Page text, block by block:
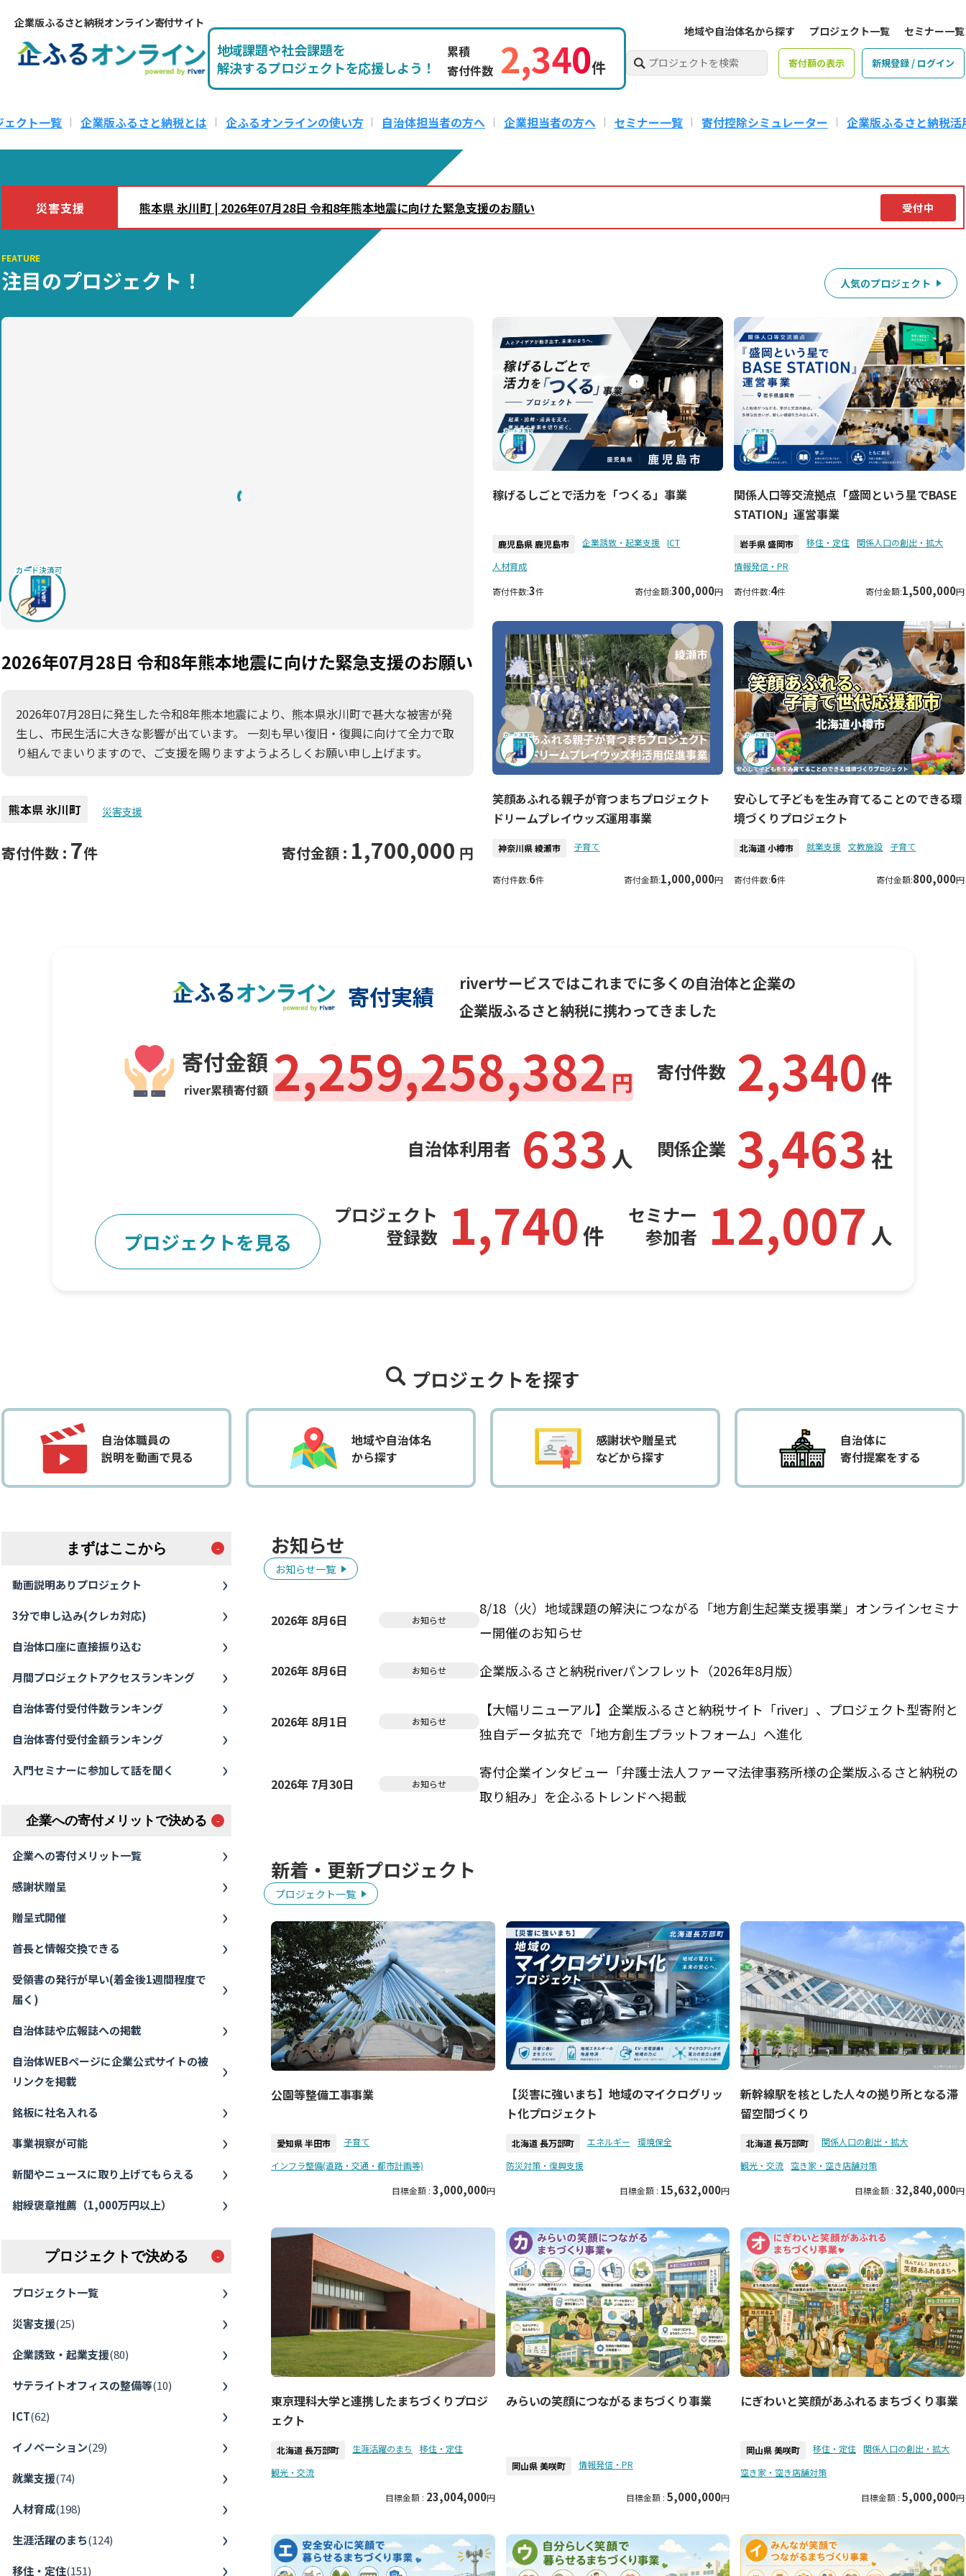
企業版ふるさと納税オンライン寄付サイト
地域課題や社会課題を
解決するプロジェクトを応援しよう！
累積
寄付件数 2,340件
地域や自治体名から探す プロジェクト一覧 セミナー一覧
寄付額の表示 新規登録 / ログイン
ェクト一覧 企業版ふるさと納税とは 企ふるオンラインの使い方 自治体担当者の方へ 企業担当者の方へ セミナー一覧 寄付控除シミュレーター 企業版ふるさと納税活
災害支援 熊本県 氷川町 | 2026年07月28日 令和8年熊本地震に向けた緊急支援のお願い 受付中
FEATURE
注目のプロジェクト！ 人気のプロジェクト
2026年07月28日 令和8年熊本地震に向けた緊急支援のお願い
2026年07月28日に発生した令和8年熊本地震により、熊本県氷川町で甚大な被害が発
生し、市民生活に大きな影響が出ています。 一刻も早い復旧・復興に向けて全力で取
り組んでまいりますので、ご支援を賜りますようよろしくお願い申し上げます。
熊本県 氷川町 災害支援
寄付件数 : 7件 寄付金額 : 1,700,000 円
稼げるしごとで活力を「つくる」事業
鹿児島県 鹿児島市 企業誘致・起業支援
ICT
人材育成
寄付件数:3件 寄付金額:300,000円
関係人口等交流拠点「盛岡という星でBASE
STATION」運営事業
岩手県 盛岡市 移住・定住
関係人口の創出・拡大
情報発信・PR
寄付件数:4件 寄付金額:1,500,000円
笑顔あふれる親子が育つまちプロジェクト
ドリームプレイウッズ運用事業
神奈川県 綾瀬市 子育て
寄付件数:6件 寄付金額:1,000,000円
安心して子どもを生み育てることのできる環
境づくりプロジェクト
北海道 小樽市 就業支援 文教施設 子育て
寄付件数:6件 寄付金額:800,000円
寄付実績
riverサービスではこれまでに多くの自治体と企業の
企業版ふるさと納税に携わってきました
2,259,258,382円 寄付件数 2,340件
自治体利用者 633 人 関係企業 3,463 社
プロジェクト
登録数
1,740件
セミナー
参加者
12,007 人
プロジェクトを見る
プロジェクトを探す
自治体職員の
説明を動画で見る
地域や自治体名
から探す
感謝状や贈呈式
などから探す
自治体に
寄付提案をする
まずはここから
動画説明ありプロジェクト
3分で申し込み(クレカ対応)
自治体口座に直接振り込む
月間プロジェクトアクセスランキング
自治体寄付受付件数ランキング
自治体寄付受付金額ランキング
入門セミナーに参加して話を聞く
企業への寄付メリットで決める
企業への寄付メリット一覧
感謝状贈呈
贈呈式開催
首長と情報交換できる
受領書の発行が早い(着金後1週間程度で
届く)
自治体誌や広報誌への掲載
自治体WEBページに企業公式サイトの被
リンクを掲載
銘板に社名入れる
事業視察が可能
新聞やニュースに取り上げてもらえる
紺綬褒章推薦（1,000万円以上）
プロジェクトで決める
プロジェクト一覧
災害支援(25)
企業誘致・起業支援(80)
サテライトオフィスの整備等(10)
ICT(62)
イノベーション(29)
就業支援(74)
人材育成(198)
生涯活躍のまち(124)
移住・定住(151)
お知らせ
お知らせ一覧
2026年 8月6日 お知らせ
8/18（火）地域課題の解決につながる「地方創生起業支援事業」オンラインセミナ
ー開催のお知らせ
2026年 8月6日 お知らせ 企業版ふるさと納税riverパンフレット（2026年8月版）
2026年 8月1日 お知らせ
【大幅リニューアル】企業版ふるさと納税サイト「river」、プロジェクト型寄附と
独自データ拡充で「地方創生プラットフォーム」へ進化
2026年 7月30日 お知らせ
寄付企業インタビュー「弁護士法人ファーマ法律事務所様の企業版ふるさと納税の
取り組み」を企ふるトレンドへ掲載
新着・更新プロジェクト
プロジェクト一覧
公園等整備工事事業
愛知県 半田市
子育て
インフラ整備(道路・交通・都市計画等)
目標金額 : 3,000,000円
【災害に強いまち】地域のマイクログリッ
ト化プロジェクト
北海道 長万部町 エネルギー
環境保全
防災対策・復興支援
目標金額 : 15,632,000円
新幹線駅を核とした人々の拠り所となる滞
留空間づくり
北海道 長万部町
関係人口の創出・拡大
観光・交流
空き家・空き店舗対策
目標金額 : 32,840,000円
東京理科大学と連携したまちづくりプロジ
ェクト
北海道 長万部町 生涯活躍のまち
移住・定住
観光・交流
目標金額 : 23,004,000円
みらいの笑顔につながるまちづくり事業
岡山県 美咲町 情報発信・PR
目標金額 :5,000,000円
にぎわいと笑顔があふれるまちづくり事業
岡山県 美咲町 移住・定住
関係人口の創出・拡大
空き家・空き店舗対策
目標金額 : 5,000,000円